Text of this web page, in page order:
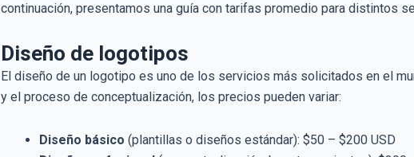
continuación, presentamos una guía con tarifas promedio para distintos
Diseño de logotipos
El diseño de un logotipo es uno de los servicios más solicitados en el
y el proceso de conceptualización, los precios pueden variar:
Diseño básico (plantillas o diseños estándar): $50 – $200 USD